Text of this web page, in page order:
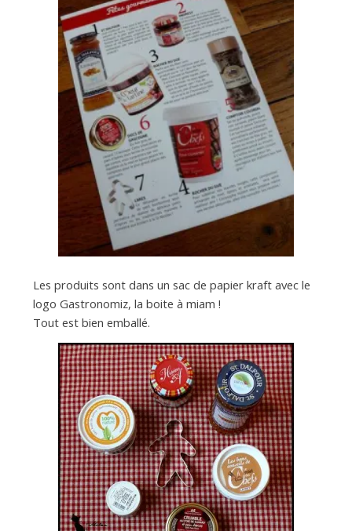
Les produits sont dans un sac de papier kraft avec le
logo Gastronomiz, la boite à miam !
Tout est bien emballé.